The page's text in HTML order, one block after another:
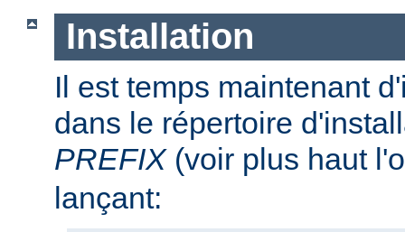
Installation
Il est temps maintenant
dans le répertoire
PREFIX(voir plus haut
lançant: